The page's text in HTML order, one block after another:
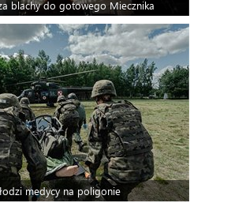
blachy do gotowego Miecznika
medycy na poligonie